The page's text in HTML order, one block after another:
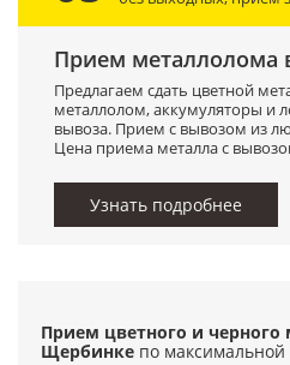
Прием металлолома
Предлагаем сдать цветной
металлолом, аккумуляторы и
вывоза. Прием с вывозом из
Цена приема металла с
Узнать подробнее
Прием цветного и черного
Щербинке по максимальной